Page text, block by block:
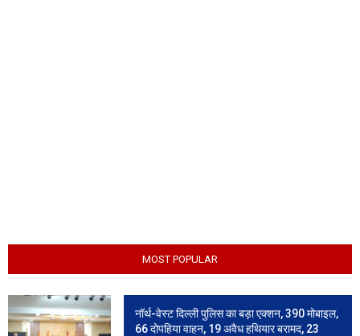
MOST POPULAR
नॉर्थ-वेस्ट दिल्ली पुलिस का बड़ा एक्शन, 390 मोबाइल,
66 दोपहिया वाहन, 19 अवैध हथियार बरामद, 23